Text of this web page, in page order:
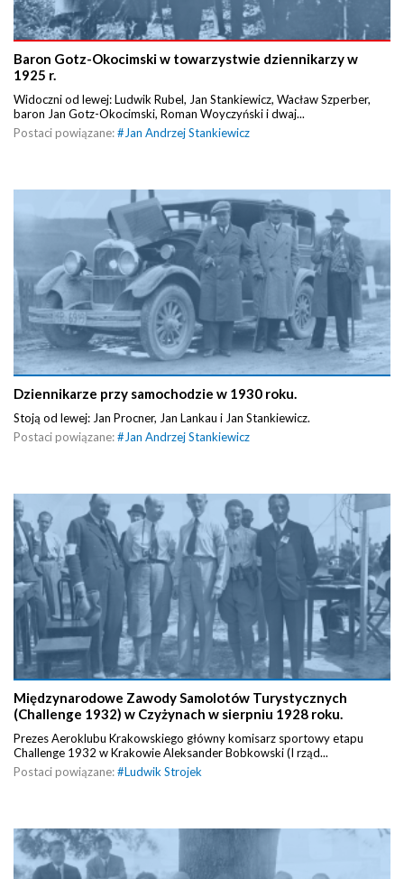
Baron Gotz-Okocimski w towarzystwie dziennikarzy w
1925 r.
Widoczni od lewej: Ludwik Rubel, Jan Stankiewicz, Wacław Szperber,
baron Jan Gotz-Okocimski, Roman Woyczyński i dwaj...
Postaci powiązane:# Jan Andrzej Stankiewicz
Dziennikarze przy samochodzie w 1930 roku.
Stoją od lewej: Jan Procner, Jan Lankau i Jan Stankiewicz.
Postaci powiązane:# Jan Andrzej Stankiewicz
Międzynarodowe Zawody Samolotów Turystycznych
(Challenge 1932) w Czyżynach w sierpniu 1928 roku.
Prezes Aeroklubu Krakowskiego główny komisarz sportowy etapu
Challenge 1932 w Krakowie Aleksander Bobkowski (I rząd...
Postaci powiązane:#Ludwik Strojek